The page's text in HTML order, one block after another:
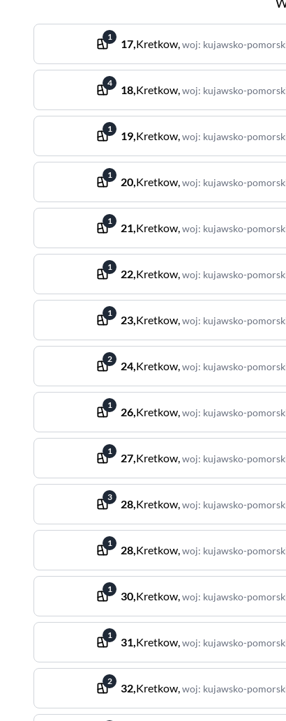
1
17,Kretkow,woj: kujawsko-
4
18,Kretkow,woj: kujawsko-
1
19,Kretkow,woj: kujawsko-
1
20,Kretkow,woj: kujawsko-
1
21,Kretkow,woj: kujawsko-
1
22,Kretkow,woj: kujawsko-
1
23,Kretkow,woj: kujawsko-
2
24,Kretkow,woj: kujawsko-
1
26,Kretkow,woj: kujawsko-
1
27,Kretkow,woj: kujawsko-
3
28,Kretkow,woj: kujawsko-
1
28,Kretkow,woj: kujawsko-
1
30,Kretkow,woj: kujawsko-
1
31,Kretkow,woj: kujawsko-
2
32,Kretkow,woj: kujawsko-